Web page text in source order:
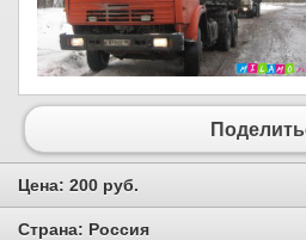
Цена: 200 руб.
Страна: Россия